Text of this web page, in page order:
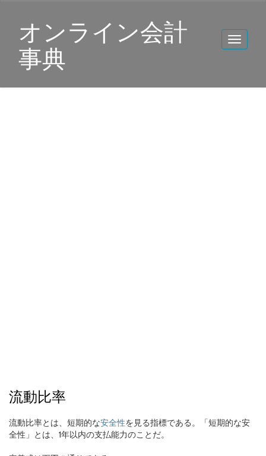
オンライン会計
事典
流動比率
流動比率とは、短期的な安全性を見る指標である。「短期的な安
全性」とは、1年以内の支払能力のことだ。